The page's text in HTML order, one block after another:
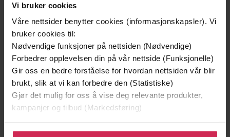
Vi bruker cookies
Våre nettsider benytter cookies (informasjonskapsler). Vi
bruker cookies til:
Nødvendige funksjoner på nettsiden (Nødvendige)
Forbedrer opplevelsen din på vår nettside (Funksjonelle)
Gir oss en bedre forståelse for hvordan nettsiden vår blir
brukt, slik at vi kan forbedre den (Statistiske)
Gjør det mulig for oss å vise deg relevante produkter,
kampanjer og tilbud (Markedsføring)
Klikk på «Godta alle» for å gi oss ditt samtykke til å
Andre har også kjøpt
Vinner av Rivertonprisen
Første gang på tilbud